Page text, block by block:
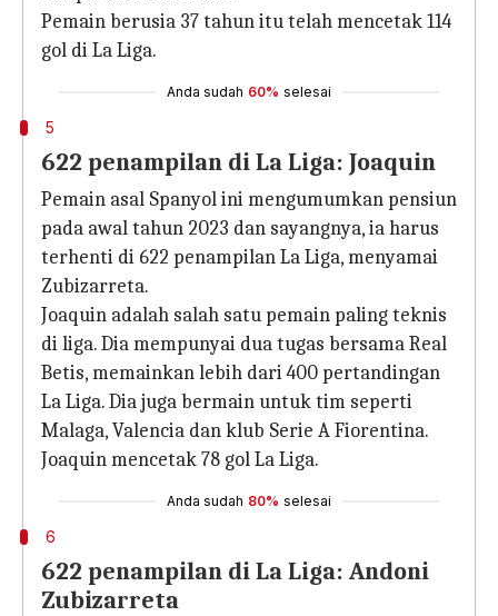
Pemain berusia 37 tahun itu telah mencetak 114
gol di La Liga.
Anda sudah 60% selesai
5
622 penampilan di La Liga: Joaquin
Pemain asal Spanyol ini mengumumkan pensiun
pada awal tahun 2023 dan sayangnya, ia harus
terhenti di 622 penampilan La Liga, menyamai
Zubizarreta.
Joaquin adalah salah satu pemain paling teknis
di liga. Dia mempunyai dua tugas bersama Real
Betis, memainkan lebih dari 400 pertandingan
La Liga. Dia juga bermain untuk tim seperti
Malaga, Valencia dan klub Serie A Fiorentina.
Joaquin mencetak 78 gol La Liga.
Anda sudah 80% selesai
6
622 penampilan di La Liga: Andoni
Zubizarreta